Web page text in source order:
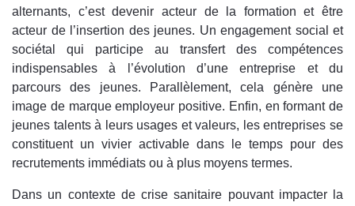
alternants, c’est devenir acteur de la formation et être
acteur de l’insertion des jeunes. Un engagement social et
sociétal qui participe au transfert des compétences
indispensables à l’évolution d’une entreprise et du
parcours des jeunes. Parallèlement, cela génère une
image de marque employeur positive. Enfin, en formant de
jeunes talents à leurs usages et valeurs, les entreprises se
constituent un vivier activable dans le temps pour des
recrutements immédiats ou à plus moyens termes.
Dans un contexte de crise sanitaire pouvant impacter la